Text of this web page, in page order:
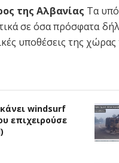
της Αλβανίας Τα
σε όσα πρόσφατα
υποθέσεις της χώρας
windsurf
επιχειρούσε